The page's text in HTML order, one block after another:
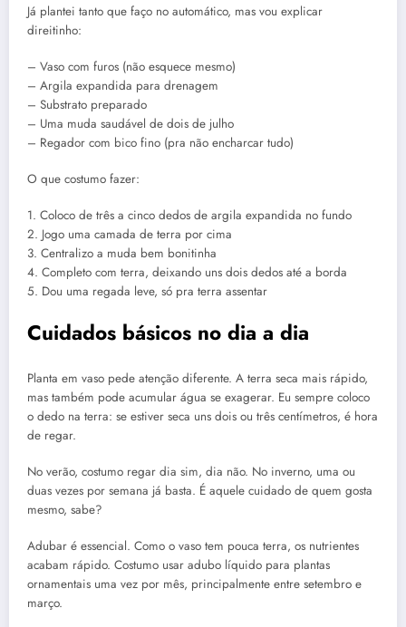
Já plantei tanto que faço no automático, mas vou explicar
direitinho:
– Vaso com furos (não esquece mesmo)
– Argila expandida para drenagem
– Substrato preparado
– Uma muda saudável de dois de julho
– Regador com bico fino (pra não encharcar tudo)
O que costumo fazer:
1. Coloco de três a cinco dedos de argila expandida no fundo
2. Jogo uma camada de terra por cima
3. Centralizo a muda bem bonitinha
4. Completo com terra, deixando uns dois dedos até a borda
5. Dou uma regada leve, só pra terra assentar
Cuidados básicos no dia a dia
Planta em vaso pede atenção diferente. A terra seca mais rápido,
mas também pode acumular água se exagerar. Eu sempre coloco
o dedo na terra: se estiver seca uns dois ou três centímetros, é hora
de regar.
No verão, costumo regar dia sim, dia não. No inverno, uma ou
duas vezes por semana já basta. É aquele cuidado de quem gosta
mesmo, sabe?
Adubar é essencial. Como o vaso tem pouca terra, os nutrientes
acabam rápido. Costumo usar adubo líquido para plantas
ornamentais uma vez por mês, principalmente entre setembro e
março.